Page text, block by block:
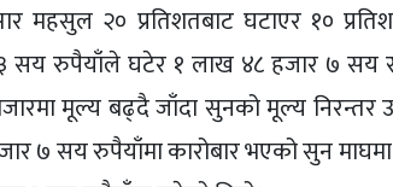
महसुल २० प्रतिशतबाट घटाएर १०
सय रुपैयाँले घटेर १ लाख ४८ हजार ७ सय
बजारमा मूल्य बढ्दै जाँदा सुनको मूल्य
७ सय रुपैयाँमा कारोबार भएको सुन